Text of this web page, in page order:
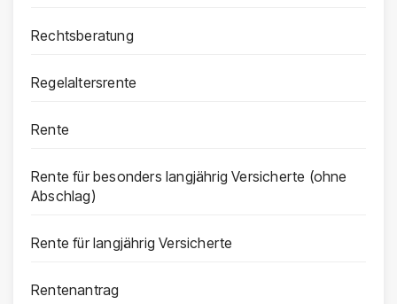
Rechtsberatung
Regelaltersrente
Rente
Rente für besonders langjährig Versicherte (ohne
Abschlag)
Rente für langjährig Versicherte
Rentenantrag